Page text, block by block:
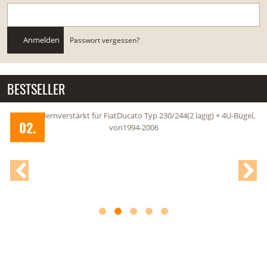
Anmelden Passwort vergessen?
BESTSELLER
02.
2 Blattfedernverstärkt für FiatDucato Typ 230/244(2 lagig) + 4U-Bügel,
von1994-2006